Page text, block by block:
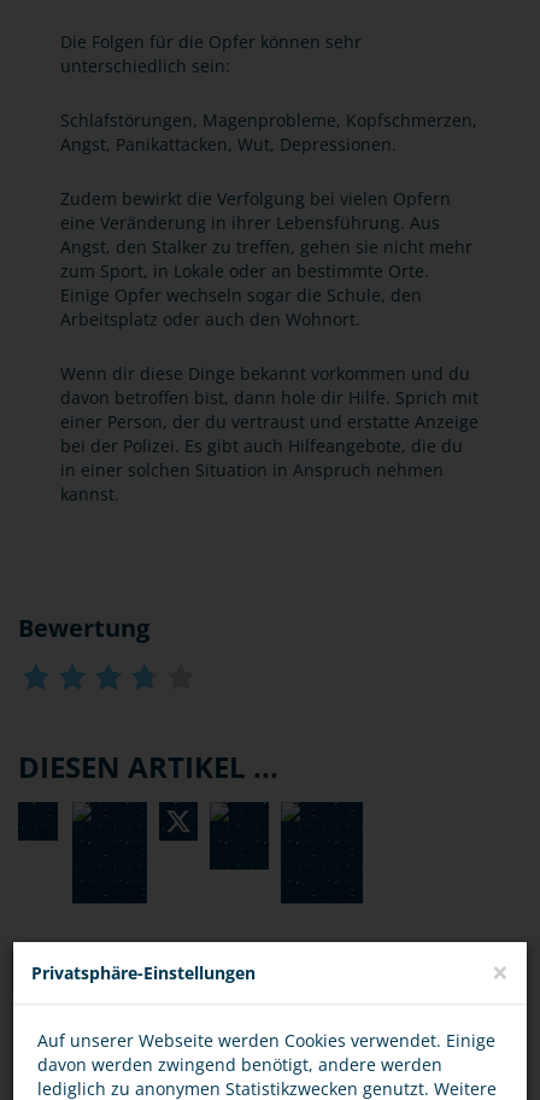
Die Folgen für die Opfer können sehr
unterschiedlich sein:
Schlafstörungen, Magenprobleme, Kopfschmerzen,
Angst, Panikattacken, Wut, Depressionen.
Zudem bewirkt die Verfolgung bei vielen Opfern
eine Veränderung in ihrer Lebensführung. Aus
Angst, den Stalker zu treffen, gehen sie nicht mehr
zum Sport, in Lokale oder an bestimmte Orte.
Einige Opfer wechseln sogar die Schule, den
Arbeitsplatz oder auch den Wohnort.
Wenn dir diese Dinge bekannt vorkommen und du
davon betroffen bist, dann hole dir Hilfe. Sprich mit
einer Person, der du vertraust und erstatte Anzeige
bei der Polizei. Es gibt auch Hilfeangebote, die du
in einer solchen Situation in Anspruch nehmen
kannst.
Bewertung
DIESEN ARTIKEL ...
TIPPS
OPFER TÄTER
Privatsphäre-Einstellungen ×
Auf unserer Webseite werden Cookies verwendet. Einige
davon werden zwingend benötigt, andere werden
lediglich zu anonymen Statistikzwecken genutzt. Weitere